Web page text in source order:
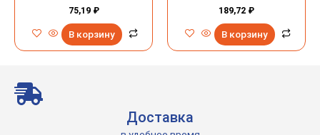
75,19 ₽
В корзину
189,72 ₽
В корзину
Доставка